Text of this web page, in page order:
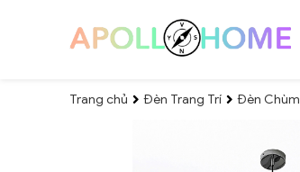
Trang chủ Đèn Trang Trí Đèn Chùm